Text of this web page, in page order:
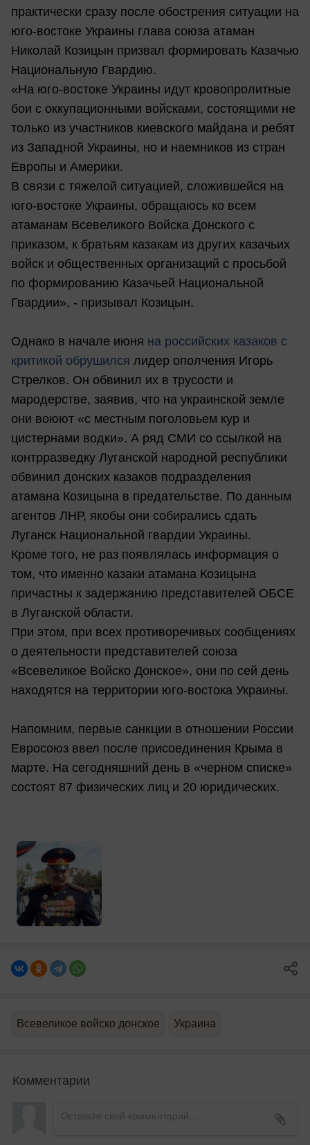
практически сразу после обострения ситуации на
юго-востоке Украины глава союза атаман
Николай Козицын призвал формировать Казачью
Национальную Гвардию.
«На юго-востоке Украины идут кровопролитные
бои с оккупационными войсками, состоящими не
только из участников киевского майдана и ребят
из Западной Украины, но и наемников из стран
Европы и Америки.
В связи с тяжелой ситуацией, сложившейся на
юго-востоке Украины, обращаюсь ко всем
атаманам Всевеликого Войска Донского с
приказом, к братьям казакам из других казачьих
войск и общественных организаций с просьбой
по формированию Казачьей Национальной
Гвардии», - призывал Козицын.
Однако в начале июня на российcких казаков с
критикой обрушился лидер ополчения Игорь
Стрелков. Он обвинил их в трусости и
мародерстве, заявив, что на украинской земле
они воюют «с местным поголовьем кур и
цистернами водки». А ряд СМИ со ссылкой на
контрразведку Луганской народной республики
обвинил донских казаков подразделения
атамана Козицына в предательстве. По данным
агентов ЛНР, якобы они собирались сдать
Луганск Национальной гвардии Украины.
Кроме того, не раз появлялась информация о
том, что именно казаки атамана Козицына
причастны к задержанию представителей ОБСЕ
в Луганской области.
При этом, при всех противоречивых сообщениях
о деятельности представителей союза
«Всевеликое Войско Донское», они по сей день
находятся на территории юго-востока Украины.
Напомним, первые санкции в отношении России
Евросоюз ввел после присоединения Крыма в
марте. На сегодняшний день в «черном списке»
состоят 87 физических лиц и 20 юридических.
Всевеликое войско донское Украина
Комментарии